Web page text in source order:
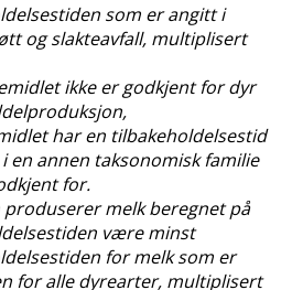
som er angitt i
og slakteavfall, multiplisert
ikke er godkjent for dyr
har en tilbakeholdelsestid
en annen taksonomisk familie
for.
melk beregnet på
være minst
for melk som er
for alle dyrearter, multiplisert